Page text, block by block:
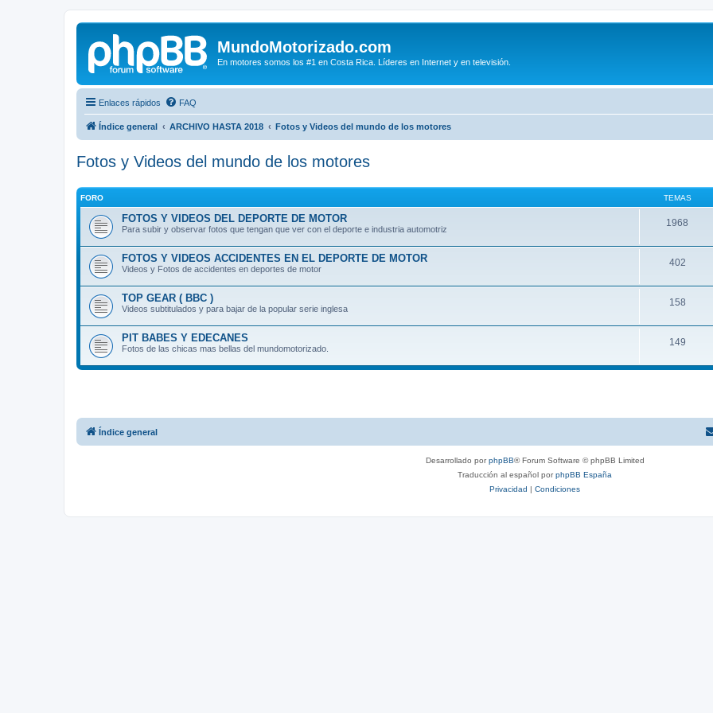
MundoMotorizado.com
En motores somos los #1 en Costa Rica. Líderes en Internet y en televisión.
Enlaces rápidos FAQ
Índice general ARCHIVO HASTA 2018 Fotos y Videos del mundo de los motores
Fotos y Videos del mundo de los motores
FORO TEMAS
FOTOS Y VIDEOS DEL DEPORTE DE MOTOR
Para subir y observar fotos que tengan que ver con el deporte e industria automotriz
1968
FOTOS Y VIDEOS ACCIDENTES EN EL DEPORTE DE MOTOR
Videos y Fotos de accidentes en deportes de motor
402
TOP GEAR ( BBC )
Videos subtitulados y para bajar de la popular serie inglesa
158
PIT BABES Y EDECANES
Fotos de las chicas mas bellas del mundomotorizado.
149
Índice general
Desarrollado porphpBB® Forum Software © phpBB Limited
Traducción al español porphpBB España
Privacidad | Condiciones